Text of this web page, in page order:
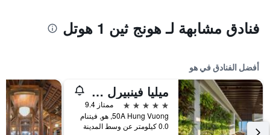
فنادق مشابهة لـ هونج ثين 1 هوتل
أفضل الفنادق في هو
ميليا فينبيرل هيو
5 نجوم
ممتاز 9.4
50A Hung Vuong, هو, فيتنام
0.0 كيلومتر عن وسط المدينة